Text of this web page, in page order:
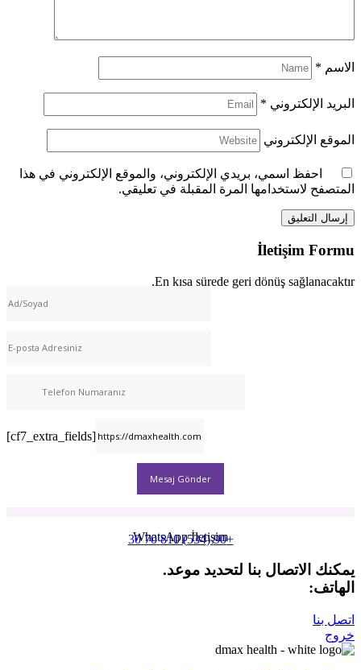
الاسم *
البريد الإلكتروني *
الموقع الإلكتروني
احفظ اسمي، بريدي الإلكتروني، والموقع الإلكتروني في هذا
المتصفح لاستخدامها المرة المقبلة في تعليقي.
İletişim Formu
En kısa sürede geri dönüş sağlanacaktır.
[cf7_extra_fields]
WhatsApp İletişim+90 (534) 810 70 30
يمكنك الاتصال بنا لتحديد موعد.
الهاتف:
اتصل بنا
خروج